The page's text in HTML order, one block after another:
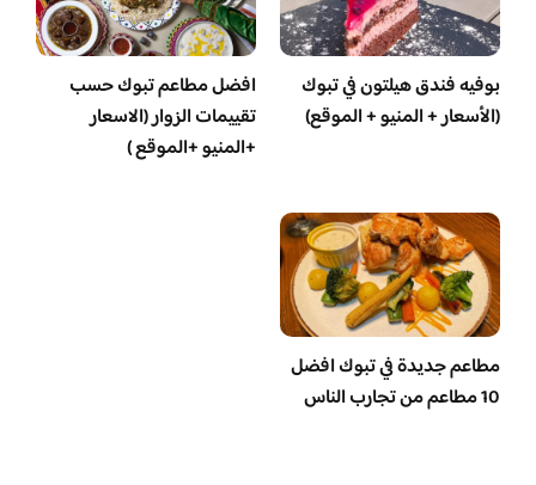
بوفيه فندق هيلتون في تبوك
(الأسعار + المنيو + الموقع)
افضل مطاعم تبوك حسب
تقييمات الزوار (الاسعار
+المنيو +الموقع )
مطاعم جديدة في تبوك افضل
10 مطاعم من تجارب الناس